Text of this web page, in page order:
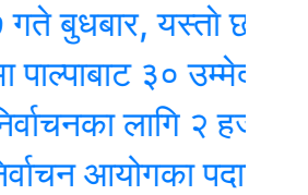
यस्ताे छ आजको
३० उम्मेदवारको
लागि २ हजार ९ सय
आयोगका